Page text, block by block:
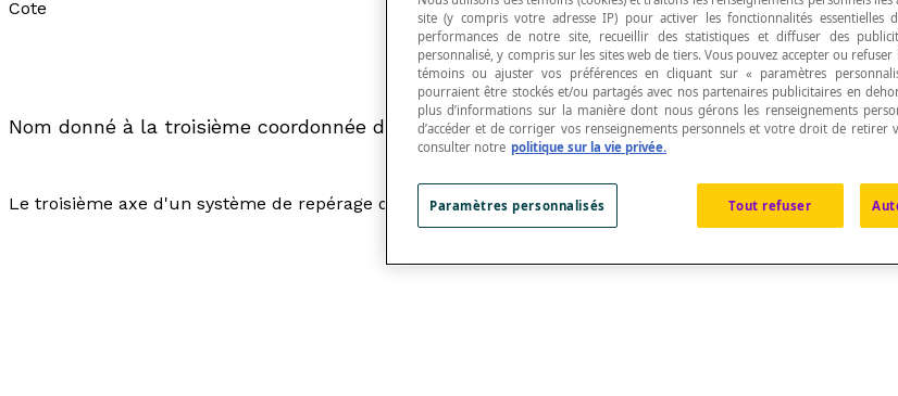
Cote
Nom donné à la troisième coordonnée d'un point dans un repère cartésiende dimension 3.
Le troisième axe d'un système de repérage de dimension 3 s'appelle l'axe des cotes ou axe des
site (y compris votre adresse IP) pour activer les fonctionnalités essentielles
performances de notre site, recueillir des statistiques et diffuser des
personnalisé, y compris sur les sites web de tiers. Vous pouvez accepter ou
témoins ou ajuster vos préférences en cliquant sur « paramètres
pourraient être stockés et/ou partagés avec nos partenaires publicitaires en
plus d’informations sur la manière dont nous gérons les renseignements
d’accéder et de corriger vos renseignements personnels et votre droit de retirer
consulter notre politique sur la vie privée.
Tout refuser
Paramètres personnalisés